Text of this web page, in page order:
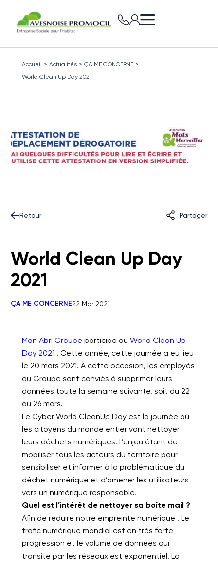
Accueil > Actualités > ÇA ME CONCERNE >
World Clean Up Day 2021
Retour Partager
World Clean Up Day
2021
ÇA ME CONCERNE22 Mar 2021
Mon Abri Groupe participe au World Clean Up
Day 2021 ! Cette année, cette journée a eu lieu
le 20 mars 2021. À cette occasion, les employés
du Groupe sont conviés à supprimer leurs
données toute la semaine suivante, soit du 22
au 26 mars.
Le Cyber World CleanUp Day est la journée où
les citoyens du monde entier vont nettoyer
leurs déchets numériques. L’enjeu étant de
mobiliser tous les acteurs du territoire pour
sensibiliser et informer à la problématique du
déchet numérique et d’amener les utilisateurs
vers un numérique responsable.
Quel est l’intérêt de nettoyer sa boîte mail ?
Afin de réduire notre empreinte numérique ! Le
trafic numérique mondial est en très forte
progression et le volume de données qui
transite par les réseaux est exponentiel. La